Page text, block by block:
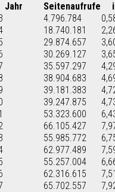
Jahr Seitenaufrufe
4.796.784
18.740.181
29.874.657
30.269.127
35.597.297
38.904.683
39.181.383
39.247.875
53.323.600
66.105.427
55.985.772
62.977.489
55.257.004
62.316.615
65.702.557